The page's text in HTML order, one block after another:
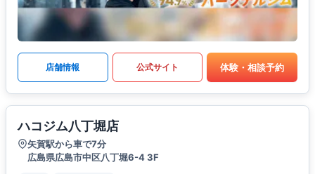
店舗情報 公式サイト 体験・相談予約
ハコジム八丁堀店
矢賀駅から車で7分
広島県広島市中区八丁堀6-4 3F